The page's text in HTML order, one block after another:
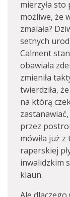
mierzyła
możliwe, że
zmalała?
setnych
Calment
obawiała
zmieniła
twierdziła,
na którą
zastanawiać,
przez
mówiła już z
raperskiej
inwalidzkim
klaun.